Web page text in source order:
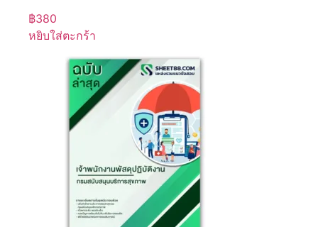
฿380
หยิบใส่ตะกร้า